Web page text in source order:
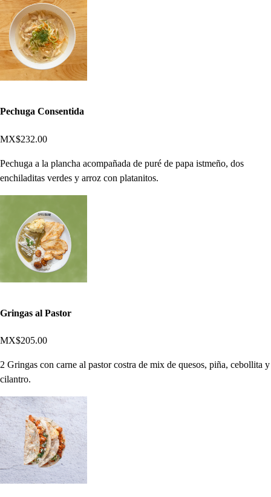
Pechuga Consentida
MX$232.00
Pechuga a la plancha acompañada de puré de papa istmeño, dos
enchiladitas verdes y arroz con platanitos.
Gringas al Pastor
MX$205.00
2 Gringas con carne al pastor costra de mix de quesos, piña, cebollita y
cilantro.